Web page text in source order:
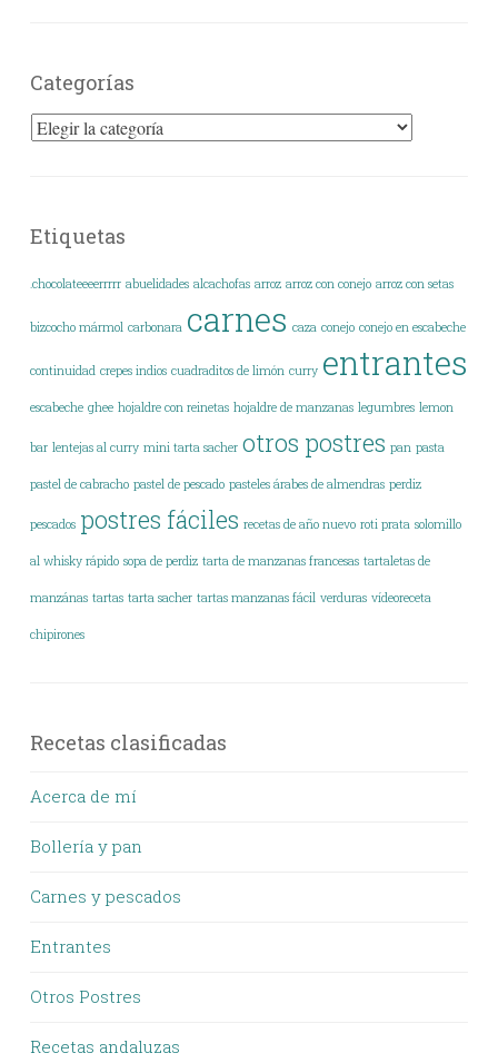
Categorías
Categorías
Etiquetas
.chocolateeeerrrrr abuelidades alcachofas arroz arroz con conejo arroz con setas
bizcocho mármol carbonara carnes caza conejo conejo en escabeche
continuidad crepes indios cuadraditos de limón curry entrantes
escabeche ghee hojaldre con reinetas hojaldre de manzanas legumbres lemon
bar lentejas al curry mini tarta sacher otros postres pan pasta
pastel de cabracho pastel de pescado pasteles árabes de almendras perdiz
pescados postres fáciles recetas de año nuevo roti prata solomillo
al whisky rápido sopa de perdiz tarta de manzanas francesas tartaletas de
manzánas tartas tarta sacher tartas manzanas fácil verduras vídeoreceta
chipirones
Recetas clasificadas
Acerca de mí
Bollería y pan
Carnes y pescados
Entrantes
Otros Postres
Recetas andaluzas